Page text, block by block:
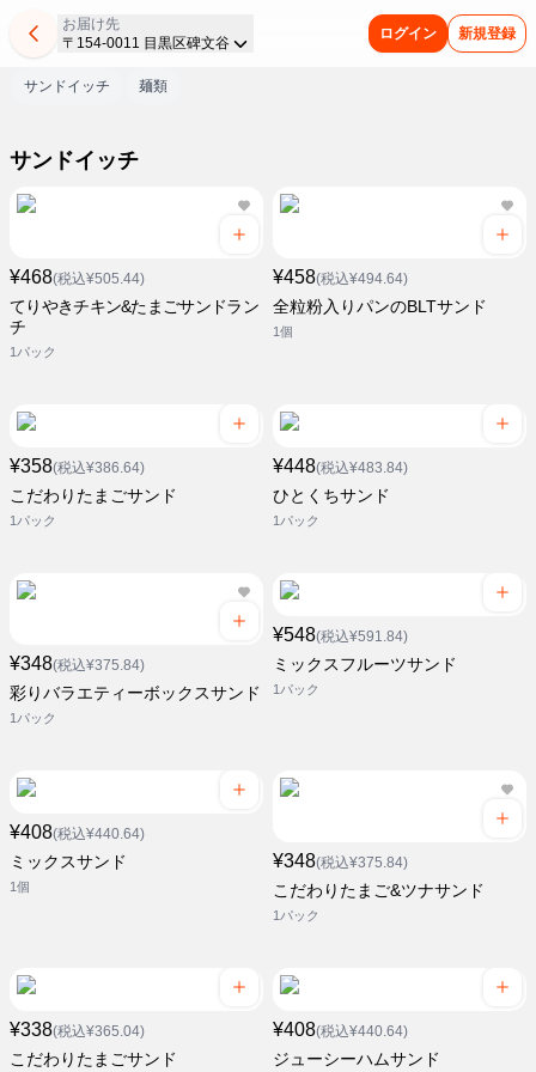
お届け先
〒154-0011 目黒区碑文谷
ログイン 新規登録
サンドイッチ 麺類
サンドイッチ
¥468(税込¥505.44)
てりやきチキン&たまごサンドラン
チ
1パック
¥458(税込¥494.64)
全粒粉入りパンのBLTサンド
1個
¥358(税込¥386.64)
こだわりたまごサンド
1パック
¥448(税込¥483.84)
ひとくちサンド
1パック
¥348(税込¥375.84)
彩りバラエティーボックスサンド
1パック
¥548(税込¥591.84)
ミックスフルーツサンド
1パック
¥408(税込¥440.64)
ミックスサンド
1個
¥348(税込¥375.84)
こだわりたまご&ツナサンド
1パック
¥338(税込¥365.04)
こだわりたまごサンド
¥408(税込¥440.64)
ジューシーハムサンド